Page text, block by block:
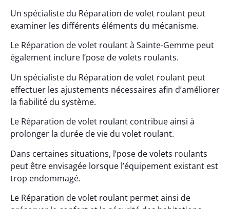
Un spécialiste du Réparation de volet roulant peut
examiner les différents éléments du mécanisme.
Le Réparation de volet roulant à Sainte-Gemme peut
également inclure l’pose de volets roulants.
Un spécialiste du Réparation de volet roulant peut
effectuer les ajustements nécessaires afin d’améliorer
la fiabilité du système.
Le Réparation de volet roulant contribue ainsi à
prolonger la durée de vie du volet roulant.
Dans certaines situations, l’pose de volets roulants
peut être envisagée lorsque l’équipement existant est
trop endommagé.
Le Réparation de volet roulant permet ainsi de